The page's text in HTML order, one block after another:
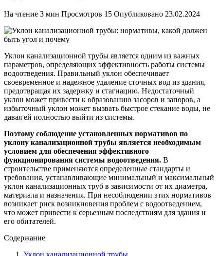
На чтение 3 мин Просмотров 15 Опубликовано 23.02.2024
Уклон канализационной трубы является одним из важных
параметров, определяющих эффективность работы системы
водоотведения. Правильный уклон обеспечивает
своевременное и надежное удаление сточных вод из здания,
предотвращая их задержку и стагнацию. Недостаточный
уклон может привести к образованию засоров и запоров, а
избыточный уклон может вызвать быстрое стекание воды, не
давая ей полностью выйти из системы.
Поэтому соблюдение установленных нормативов по
уклону канализационной трубы является необходимым
условием для обеспечения эффективного
функционирования системы водоотведения. В
строительстве применяются определенные стандарты и
требования, устанавливающие минимальный и максимальный
уклон канализационных труб в зависимости от их диаметра,
материала и назначения. При несоблюдении этих нормативов
возникает риск возникновения проблем с водоотведением,
что может привести к серьезным последствиям для здания и
его обитателей.
Содержание
Уклон канализационной трубы